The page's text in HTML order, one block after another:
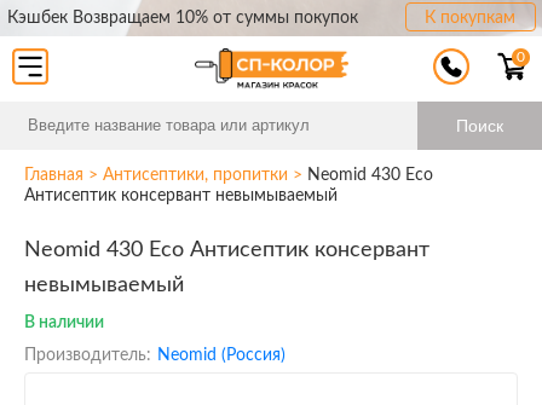
Кэшбек Возвращаем 10% от суммы покупок К покупкам
Поиск
0
Главная > Антисептики, пропитки > Neomid 430 Eco
Антисептик консервант невымываемый
Neomid 430 Eco Антисептик консервант
невымываемый
В наличии
Производитель: Neomid (Россия)